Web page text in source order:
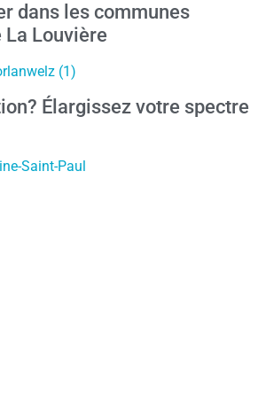
dans les communes
La Louvière
(1)
Élargissez votre spectre
Saint-Paul